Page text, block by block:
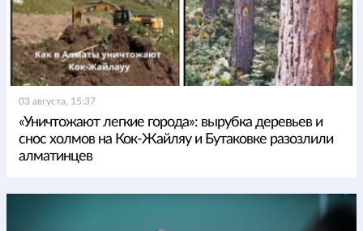
03 августа, 15:37
«Уничтожают легкие города»: вырубка деревьев и
снос холмов на Кок-Жайляу и Бутаковке разозлили
алматинцев